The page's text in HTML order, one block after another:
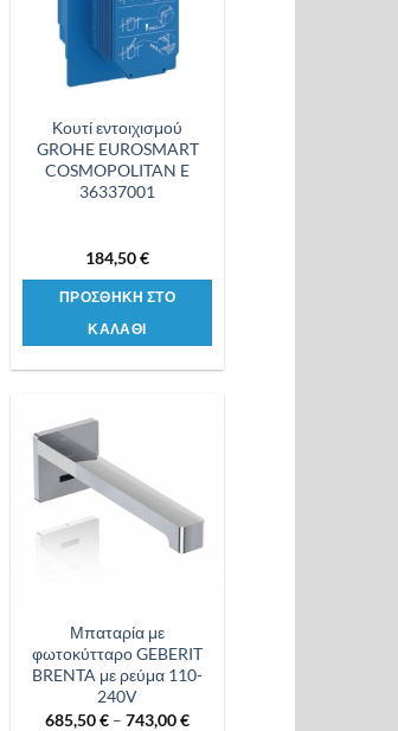
Κουτί εντοιχισμού
GROHE EUROSMART
COSMOPOLITAN E
36337001
184,50€
ΠΡΟΣΘΗΚΗ ΣΤΟ
ΚΑΛΑΘΙ
επιθυμιών
Μπαταρία με
φωτοκύτταρο GEBERIT
BRENTA με ρεύμα 110-
240V
685,50€ – 743,00€Price